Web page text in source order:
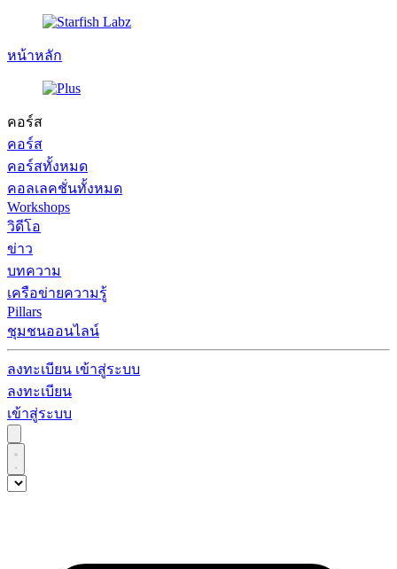
หน้าหลัก
คอร์ส
คอร์ส
คอร์สทั้งหมด
คอลเลคชั่นทั้งหมด
Workshops
วิดีโอ
ข่าว
บทความ
เครือข่ายความรู้
Pillars
ชุมชนออนไลน์
ลงทะเบียน เข้าสู่ระบบ
ลงทะเบียน
เข้าสู่ระบบ